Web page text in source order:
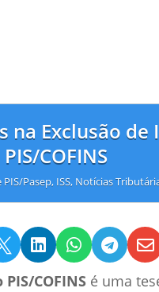
na Exclusão de
PIS/COFINS
PIS/Pasep, ISS, Notícias
   
COFINSé uma